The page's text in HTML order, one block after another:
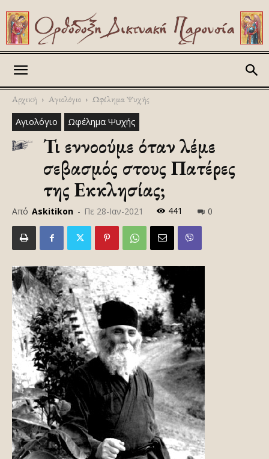
Αρχική Αγιολόγιο Ωφέλημα Ψυχής
Αγιολόγιο Ωφέλημα Ψυχής
Τι εννοούμε όταν λέμε
σεβασμός στους Πατέρες
της Εκκλησίας;
Από Askitikon - Πε 28-Ιαν-2021 441 0